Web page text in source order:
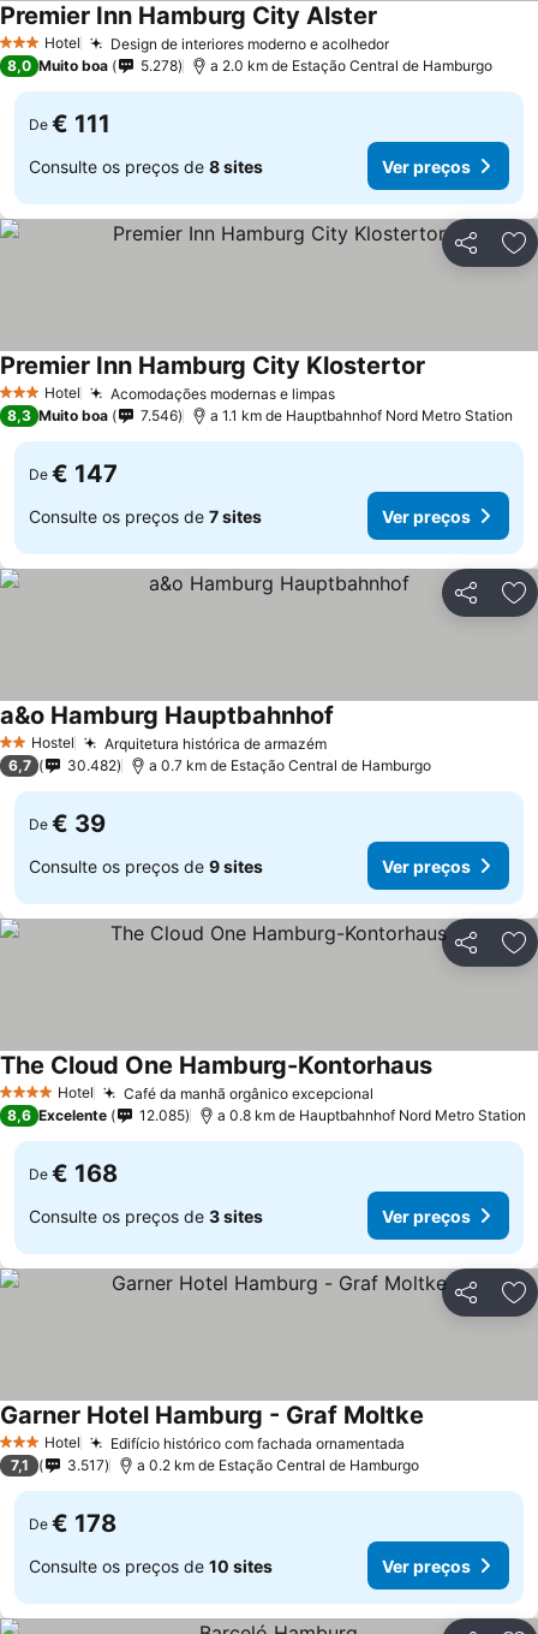
3 EstrelasHotel Design de interiores moderno e acolhedor
Premier Inn Hamburg City Alster
8,0 Muito boa 5.278 a 2.0 km de Estação Central de Hamburgo
De € 111
Consulte os preços de 8 sites Ver preços
Partilhar
3 EstrelasHotel Acomodações modernas e limpas
Premier Inn Hamburg City Klostertor
8,3 Muito boa 7.546 a 1.1 km de Hauptbahnhof Nord Metro Station
De € 147
Consulte os preços de 7 sites Ver preços
Partilhar
2 Estrelas
Hostel Arquitetura histórica de armazém
a&o Hamburg Hauptbahnhof
6,7 30.482 a 0.7 km de Estação Central de Hamburgo
De € 39
Consulte os preços de 9 sites Ver preços
Partilhar
4 EstrelasHotel Café da manhã orgânico excepcional
The Cloud One Hamburg-Kontorhaus
8,6 Excelente 12.085 a 0.8 km de Hauptbahnhof Nord Metro Station
De € 168
Consulte os preços de 3 sites Ver preços
Partilhar
3 EstrelasHotel Edifício histórico com fachada ornamentada
Garner Hotel Hamburg - Graf Moltke
7,1 3.517 a 0.2 km de Estação Central de Hamburgo
De € 178
Consulte os preços de 10 sites Ver preços